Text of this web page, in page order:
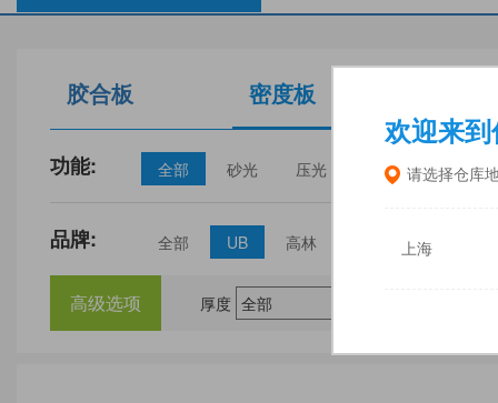
欢迎来到
请选择仓库
上海
胶合板 密度板
功能: 全部 砂光 压光 家具 门板
品牌: 全部 UB 高林 中福
三威
建瓯福人
高级选项 厚度